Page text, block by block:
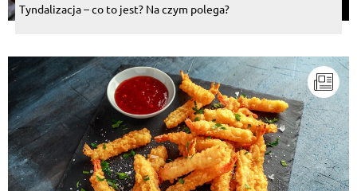
Tyndalizacja – co to jest? Na czym polega?